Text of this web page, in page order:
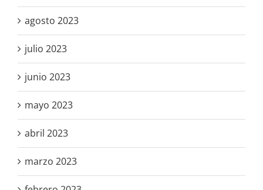
agosto 2023
julio 2023
junio 2023
mayo 2023
abril 2023
marzo 2023